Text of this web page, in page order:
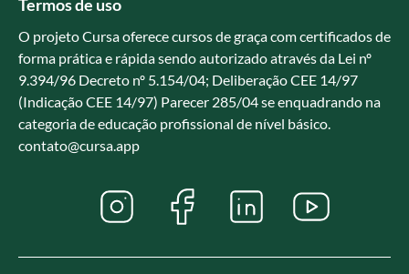
Termos de uso
O projeto Cursa oferece cursos de graça com certificados de
forma prática e rápida sendo autorizado através da Lei nº
9.394/96 Decreto nº 5.154/04; Deliberação CEE 14/97
(Indicação CEE 14/97) Parecer 285/04 se enquadrando na
categoria de educação profissional de nível básico.
contato@cursa.app